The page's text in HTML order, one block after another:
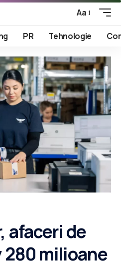
Aa
PR Tehnologie
afaceri de
milioane